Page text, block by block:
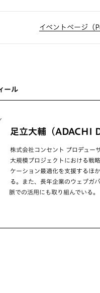
イベントページ（
ール
足立大輔（ADACHI
株式会社コンセント プロデュー
大規模プロジェクトにおける戦
ケーション最適化を支援するほ
る。また、長年企業のウェブガ
脈での活用にも取り組んでいる。